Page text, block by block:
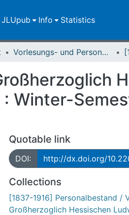
Info Statistics
Vorlesungs- und Personalverzeichnis / Justus-Liebig-Universität Gießen
Winter-
Quotable link
DOI: http://dx.doi.org/
Collections
[1837-1916] Personalbestand /
Großherzoglich Hessischen